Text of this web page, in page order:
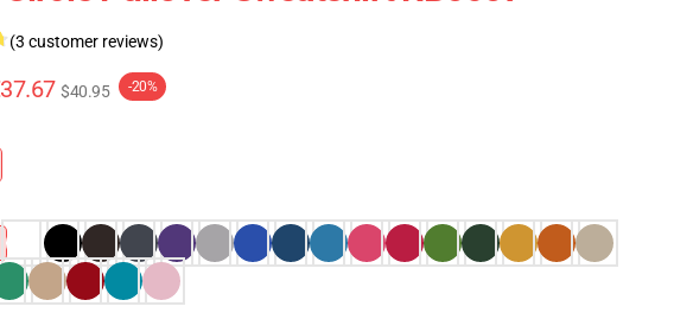
(3 customer reviews)
$40.95 -20%